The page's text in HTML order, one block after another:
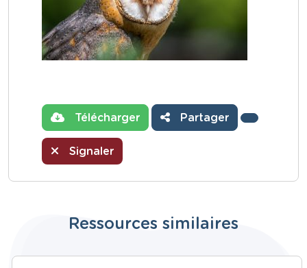
Télécharger Partager
Signaler
Ressources similaires